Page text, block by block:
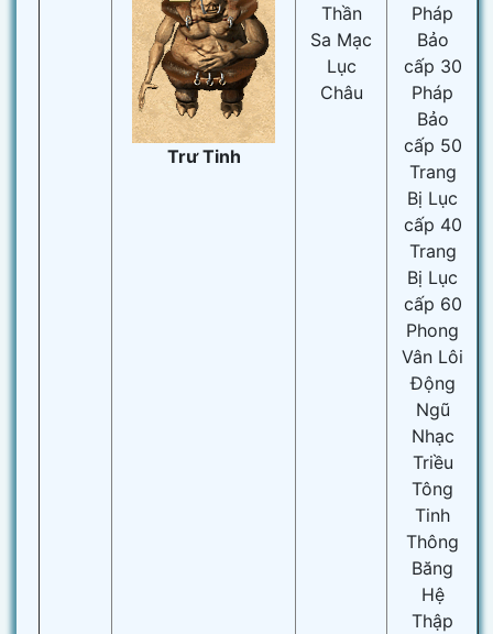
Trư Tinh
Thần
Sa Mạc
Lục
Châu
Pháp
Bảo
cấp 30
Pháp
Bảo
cấp 50
Trang
Bị Lục
cấp 40
Trang
Bị Lục
cấp 60
Phong
Vân Lôi
Động
Ngũ
Nhạc
Triều
Tông
Tinh
Thông
Băng
Hệ
Thập